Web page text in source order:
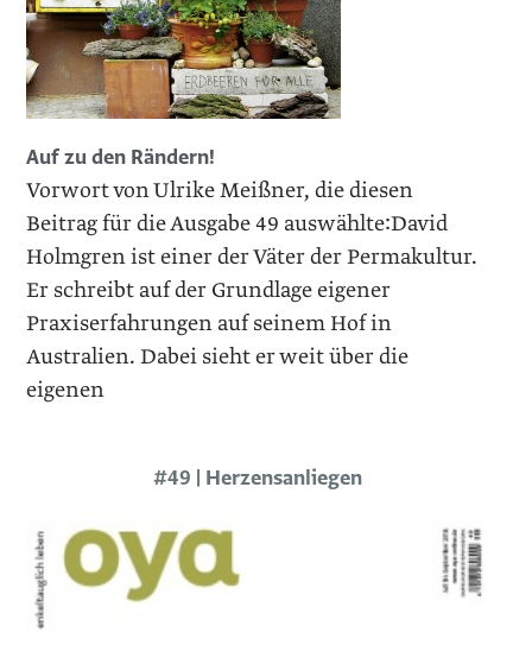
Auf zu den Rändern!
Vorwort von Ulrike Meißner, die diesen
Beitrag für die Ausgabe 49 auswählte:David
Holmgren ist einer der Väter der Permakultur.
Er schreibt auf der Grundlage eigener
Praxiserfahrungen auf seinem Hof in
Australien. Dabei sieht er weit über die
eigenen
#49 | Herzensanliegen